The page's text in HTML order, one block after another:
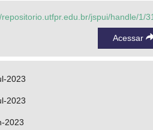
repositorio.utfpr.edu.br/jspui/handle/1/
Acessar
2023
2023
2023